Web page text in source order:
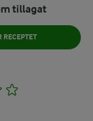
tillagat
RECEPTET
4